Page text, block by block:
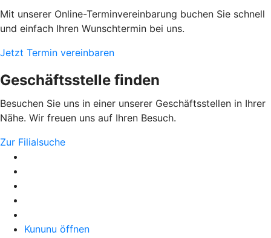
Mit unserer Online-Terminvereinbarung buchen Sie schnell
und einfach Ihren Wunschtermin bei uns.
Jetzt Termin vereinbaren
Geschäftsstelle finden
Besuchen Sie uns in einer unserer Geschäftsstellen in Ihrer
Nähe. Wir freuen uns auf Ihren Besuch.
Zur Filialsuche
Kununu öffnen